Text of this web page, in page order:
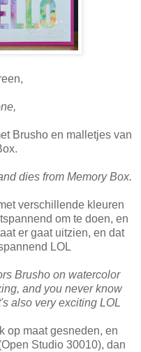
Brusho en malletjes van
dies from Memory Box.
verschillende kleuren
om te doen, en
er gaat uitzien, en dat
LOL
Brusho on watercolor
and you never know
also very exciting LOL
op maat gesneden, en
Studio 30010), dan